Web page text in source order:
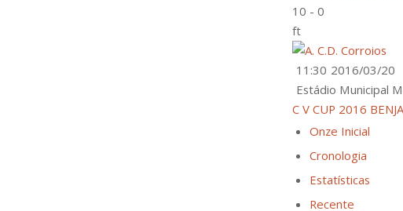
10 - 0
ft
2016/03/20
11:30
Estádio Municipal
C V CUP 2016
Onze Inicial
Cronologia
Estatísticas
Recente